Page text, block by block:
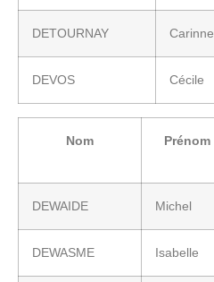
DETOURNAY Carinne
DEVOS Cécile
Nom Prénom
DEWAIDE Michel
DEWASME Isabelle